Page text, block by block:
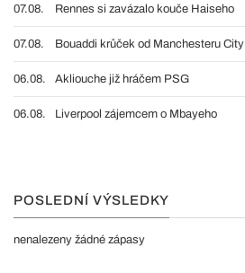
07.08. Rennes si zavázalo kouče Haiseho
07.08. Bouaddi krůček od Manchesteru City
06.08. Akliouche již hráčem PSG
06.08. Liverpool zájemcem o Mbayeho
POSLEDNÍ VÝSLEDKY
nenalezeny žádné zápasy